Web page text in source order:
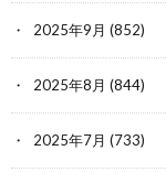
2025年9月 (852)
2025年8月 (844)
2025年7月 (733)